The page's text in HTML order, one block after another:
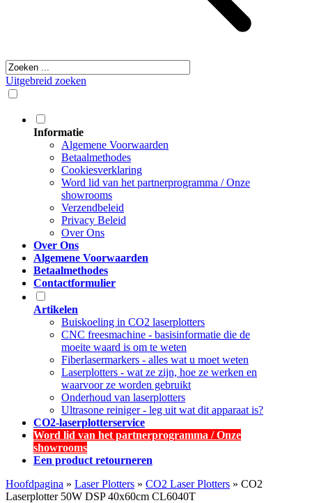
Uitgebreid zoeken
Informatie
Algemene Voorwaarden
Betaalmethodes
Cookiesverklaring
Word lid van het partnerprogramma / Onze
showrooms
Verzendbeleid
Privacy Beleid
Over Ons
Over Ons
Algemene Voorwaarden
Betaalmethodes
Contactformulier
Artikelen
Buiskoeling in CO2 laserplotters
CNC freesmachine - basisinformatie die de
moeite waard is om te weten
Fiberlasermarkers - alles wat u moet weten
Laserplotters - wat ze zijn, hoe ze werken en
waarvoor ze worden gebruikt
Onderhoud van laserplotters
Ultrasone reiniger - leg uit wat dit apparaat is?
CO2-laserplotterservice
Word lid van het partnerprogramma / Onze
showrooms
Een product retourneren
Hoofdpagina » Laser Plotters » CO2 Laser Plotters » CO2
Laserplotter 50W DSP 40x60cm CL6040T